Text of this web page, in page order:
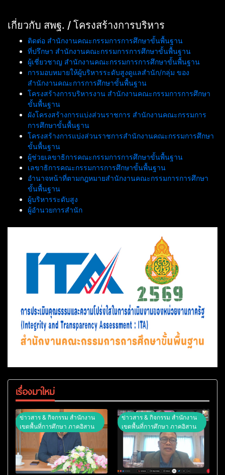
เกี่ยวกับ สพฐ. / โครงสร้างการบริหาร
ติดต่อ สำนักงานคณะกรรมการการศึกษาขั้นพื้นฐาน
ที่ปรึกษา สำนักงานคณะกรรมการการศึกษาขั้นพื้นฐาน
ผู้เชี่ยวชาญ สำนักงานคณะกรรมการการศึกษาขั้นพื้นฐาน
การมอบหมายให้ผู้บริหารระดับสูงดูแลสำนัก/กลุ่ม ของ
สำนักงานคณะการการศึกษาขั้นพื้นฐาน
โครงสร้างการบริหารงาน สำนักงานคณะกรรมการการศึกษา
ขั้นพื้นฐาน
ผังโครงสร้างการแบ่งส่วนราชการ สำนักงานคณะกรรมการ
การศึกษาขั้นพื้นฐาน
โครงสร้างการแบ่งส่วนราชการสำนักงานคณะกรรมการศึกษา
ขั้นพื้นฐาน
ผู้ช่วยเลขาธิการคณะกรรมการการศึกษาขั้นพื้นฐาน
เลขาธิการคณะกรรมการการศึกษาขั้นพื้นฐาน
อำนาจหน้าที่ตามกฎหมายสำนักงานคณะกรรมการการศึกษา
ขั้นพื้นฐาน
ผู้บริหารระดับสูง
ผู้อำนวยการสำนัก
เรื่องมาใหม่
ข่าวสาร & กิจกรรม สำนักงาน
เขตพื้นที่การศึกษา ภาคอิสาน
ข่าวสาร & กิจกรรม สำนักงาน
เขตพื้นที่การศึกษา ภาคอิสาน